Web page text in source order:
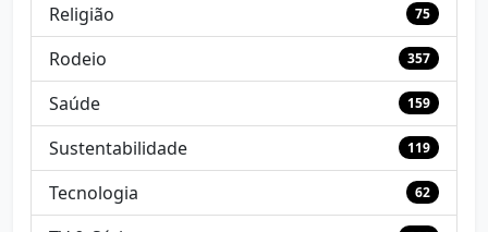
Religião 75
Rodeio 357
Saúde 159
Sustentabilidade 119
Tecnologia 62